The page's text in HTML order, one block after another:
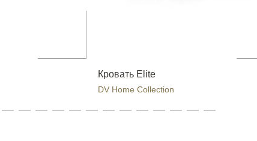
Кровать Elite
DV Home Collection